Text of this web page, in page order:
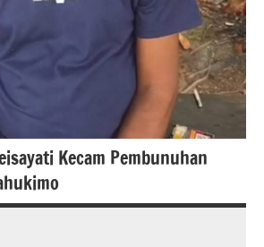
Kecam Pembunuhan